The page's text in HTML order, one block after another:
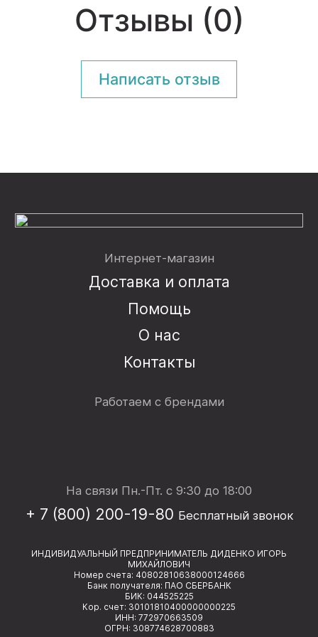
Отзывы (0)
Написать отзыв
Интернет-магазин
Доставка и оплата
Помощь
О нас
Контакты
Работаем с брендами
На связи Пн.-Пт. с 9:30 до 18:00
+ 7 (800) 200-19-80 Бесплатный звонок
ИНДИВИДУАЛЬНЫЙ ПРЕДПРИНИМАТЕЛЬ ДИДЕНКО ИГОРЬ
МИХАЙЛОВИЧ
Номер счета: 40802810638000124666
Банк получателя: ПАО СБЕРБАНК
БИК: 044525225
Кор. счет: 30101810400000000225
ИНН: 772970663509
ОГРН: 308774628700883